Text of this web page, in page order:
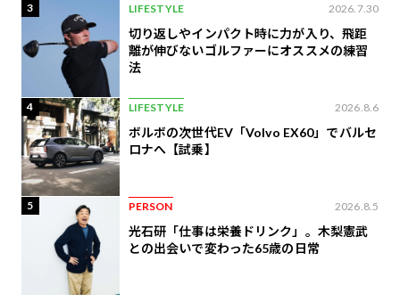
3 LIFESTYLE 2026.7.30
切り返しやインパクト時に力が入り、飛距
離が伸びないゴルファーにオススメの練習
法
4 LIFESTYLE 2026.8.6
ボルボの次世代EV「Volvo EX60」でバルセ
ロナへ【試乗】
5 PERSON 2026.8.5
光石研「仕事は栄養ドリンク」。木梨憲武
との出会いで変わった65歳の日常